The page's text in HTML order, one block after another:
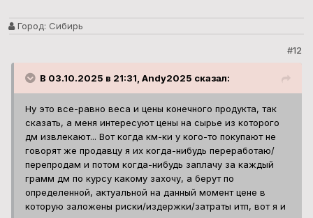
Город: Сибирь
#12
В 03.10.2025 в 21:31, Andy2025 сказал:
Ну это все-равно веса и цены конечного продукта, так
сказать, а меня интересуют цены на сырье из которого
дм извлекают... Вот когда км-ки у кого-то покупают не
говорят же продавцу я их когда-нибудь переработаю/
перепродам и потом когда-нибудь заплачу за каждый
грамм дм по курсу какому захочу, а берут по
определенной, актуальной на данный момент цене в
которую заложены риски/издержки/затраты итп, вот я и